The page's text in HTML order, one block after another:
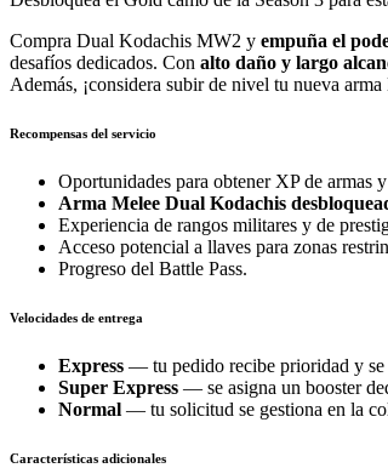
Compra Dual Kodachis MW2 y empuña el
desafíos dedicados. Con alto daño y largo
Además, ¡considera subir de nivel tu nueva
Recompensas del servicio
Oportunidades para obtener XP de armas
Arma Melee Dual Kodachis
Experiencia de rangos militares y de
Acceso potencial a llaves para zonas
Progreso del Battle Pass.
Velocidades de entrega
Express — tu pedido recibe prioridad y se
Super Express — se asigna un booster
Normal — tu solicitud se gestiona en la
Características adicionales